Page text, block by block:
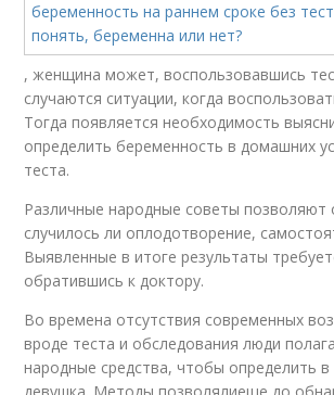
, женщина может, воспользовавшись
случаются ситуации, когда
Тогда появляется необходимость
определить беременность в домашних
теста.
Различные народные советы позволяют
случилось ли оплодотворение,
Выявленные в итоге результаты
обратившись к доктору.
Во времена отсутствия современных
вроде теста и обследования люди
народные средства, чтобы определить
девушка. Методы позволялиеще до